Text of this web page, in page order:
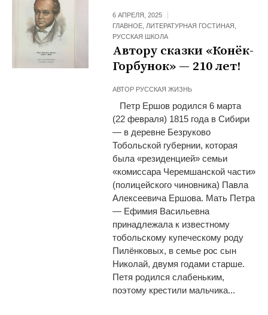
6 АПРЕЛЯ, 2025
ГЛАВНОЕ ЛИТЕРАТУРНАЯ ГОСТИНАЯ
РУССКАЯ ШКОЛА
Автору сказки «Конёк-
Горбунок» — 210 лет!
АВТОР РУССКАЯ ЖИЗНЬ
Петр Ершов родился 6 марта
(22 февраля) 1815 года в Сибири
— в деревне Безруково
Тобольской губернии, которая
была «резиденцией» семьи
«комиссара Черемшанской части»
(полицейского чиновника) Павла
Алексеевича Ершова. Мать Петра
— Ефимия Васильевна
принадлежала к известному
тобольскому купеческому роду
Пилёнковых, в семье рос сын
Николай, двумя годами старше.
Петя родился слабеньким,
поэтому крестили мальчика...